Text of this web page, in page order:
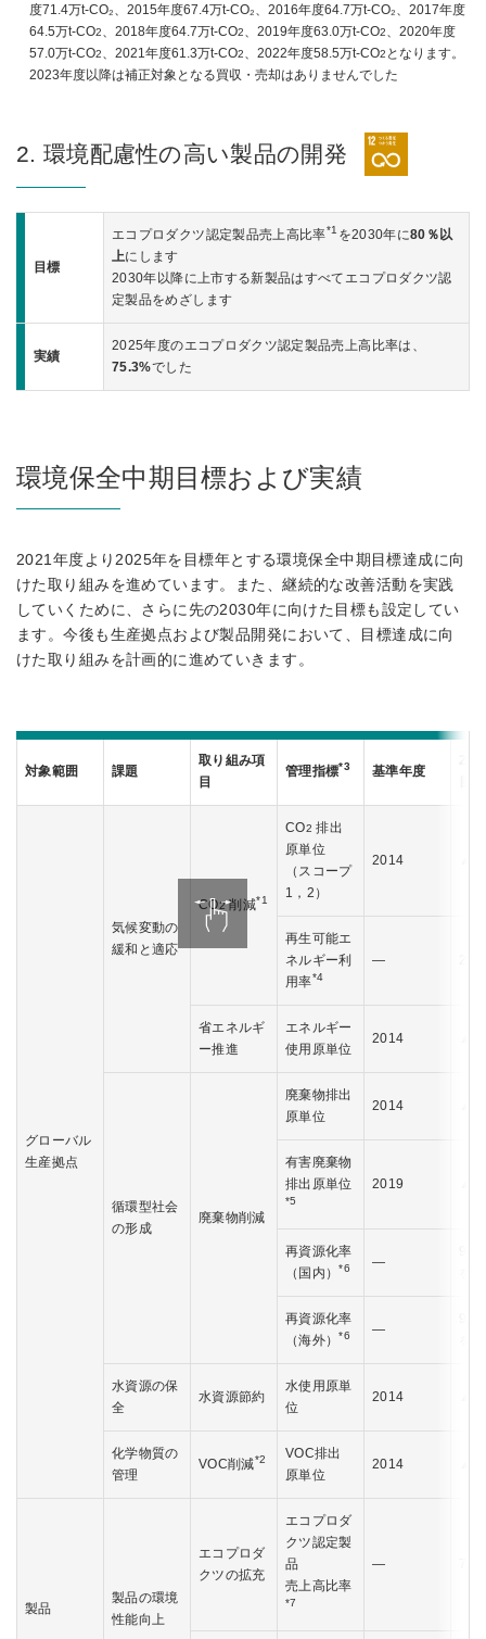
度71.4万t-CO₂、2015年度67.4万t-CO₂、2016年度64.7万t-CO₂、2017年度
64.5万t-CO2 、2018年度64.7万t-CO2 、2019年度63.0万t-CO2
、2020年度
57.0万t-CO2 、2021年度61.3万t-CO2 、2022年度58.5万t-CO2 となります。
2023年度以降は補正対象となる買収・売却はありませんでした
2. 環境配慮性の高い製品の開発
目標
エコプロダクツ認定製品売上高比率*1 を2030年に80％以
上にします
2030年以降に上市する新製品はすべてエコプロダクツ認
定製品をめざします
実績
2025年度のエコプロダクツ認定製品売上高比率は、
75.3%でした
環境保全中期目標および実績
2021年度より2025年を目標年とする環境保全中期目標達成に向
けた取り組みを進めています。また、継続的な改善活動を実践
していくために、さらに先の2030年に向けた目標も設定してい
ます。今後も生産拠点および製品開発において、目標達成に向
けた取り組みを計画的に進めていきます。
対象範囲 課題
取り組み項
目
管理指標*3 基準年度
グローバル
生産拠点
気候変動の
緩和と適応
CO2削減*1
CO2 排出
原単位
（スコープ
1，2）
2014
再生可能エ
ネルギー利
用率*4
―
省エネルギ
ー推進
エネルギー
使用原単位
2014
循環型社会
の形成
廃棄物削減
廃棄物排出
原単位
2014
有害廃棄物
排出原単位
*5
2019
再資源化率
（国内）*6 ―
再資源化率
（海外）*6 ―
水資源の保
全
水資源節約
水使用原単
位
2014
化学物質の
管理
VOC削減*2
VOC排出
原単位
2014
製品
製品の環境
性能向上
エコプロダ
クツの拡充
エコプロダ
クツ認定製
品
売上高比率
*7
―